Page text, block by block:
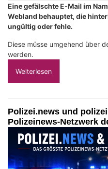
Eine gefälschte E-Mail im
Webland behauptet, die
ungültig oder fehle.
Diese müsse umgehend über
werden.
Weiterlesen
Polizei.news und
Polizeinews-Netzwerk